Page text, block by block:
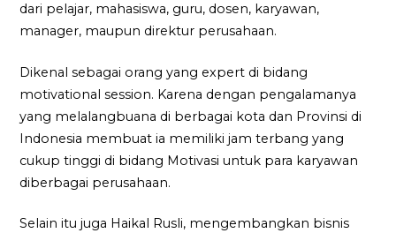
dari pelajar, mahasiswa, guru, dosen, karyawan,
manager, maupun direktur perusahaan.
Dikenal sebagai orang yang expert di bidang
motivational session. Karena dengan pengalamanya
yang melalangbuana di berbagai kota dan Provinsi di
Indonesia membuat ia memiliki jam terbang yang
cukup tinggi di bidang Motivasi untuk para karyawan
diberbagai perusahaan.
Selain itu juga Haikal Rusli, mengembangkan bisnis